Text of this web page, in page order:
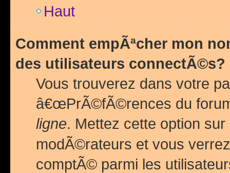
Haut
Comment empÃªcher mon
des utilisateurs connectÃ©s?
Vous trouverez dans votre
â€œPrÃ©fÃ©rences du
ligne. Mettez cette option sur
modÃ©rateurs et vous
comptÃ© parmi les